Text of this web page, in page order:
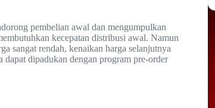
pembelian awal dan mengumpulkan
kecepatan distribusi awal. Namun
sangat rendah, kenaikan harga selanjutnya
dapat dipadukan dengan program pre-order